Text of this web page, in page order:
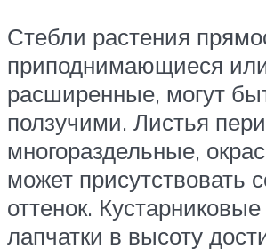
Стебли растения
приподнимающиеся
расширенные, могут
ползучими. Листья
многораздельные,
может присутствовать
оттенок.
лапчатки в высоту